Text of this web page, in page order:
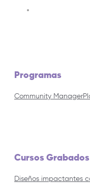
Programas
Community Manager
Cursos Grabados
Diseños impactantes